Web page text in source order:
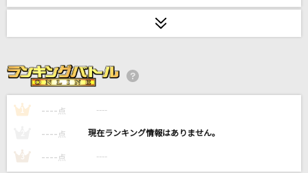
AKANE On My Mind～饅頭こわい
Gardens
川田まみ
ヨルシカ
1 ---- 点 ----
---- 点 ----
3 ---- 点 ----